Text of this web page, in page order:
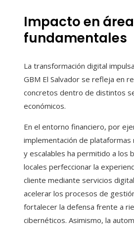
Impacto en
fundamentales
La transformación digital
GBM El Salvador se refleja en
concretos dentro de distintos
económicos.
En el entorno financiero, por
implementación de plataformas
y escalables ha permitido a los
locales perfeccionar la
cliente mediante servicios
acelerar los procesos de
fortalecer la defensa frente a
cibernéticos. Asimismo, la